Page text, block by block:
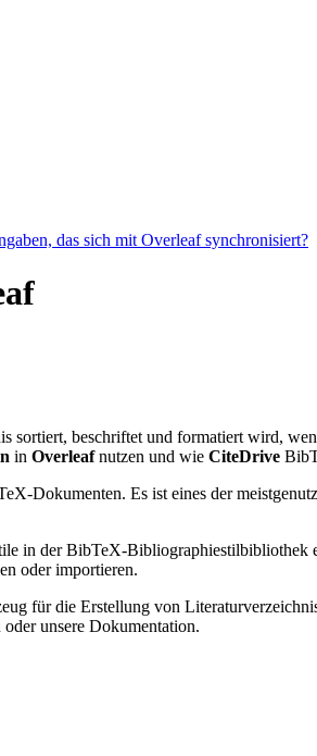
das sich mit Overleaf synchronisiert?
sortiert, beschriftet und formatiert wird,
in Overleafnutzen und wie CiteDrive
Dokumenten. Es ist eines der
in der BibTeX-Bibliographiestilbibliothek
oder importieren.
für die Erstellung von
unsere Dokumentation.